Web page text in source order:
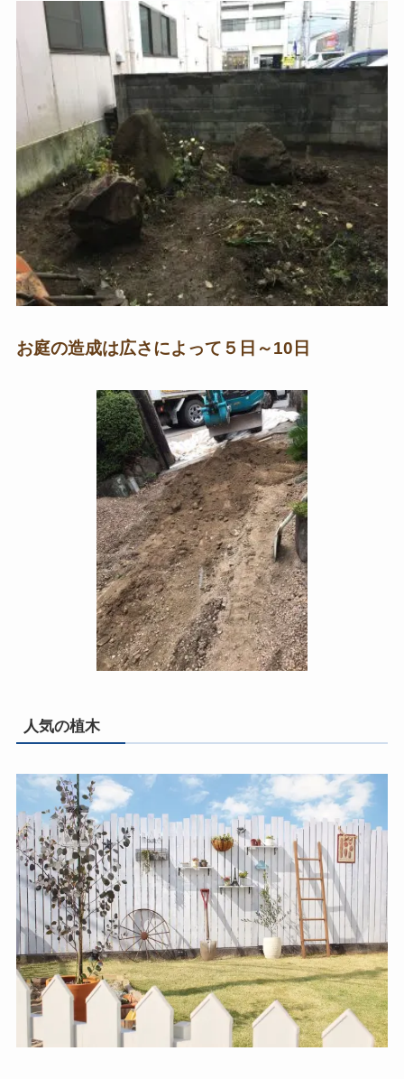
お庭の造成は広さによって５日～10日
人気の植木